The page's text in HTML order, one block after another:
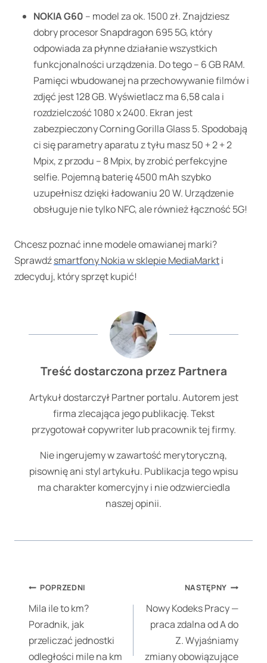
NOKIA G60 – model za ok. 1500 zł. Znajdziesz
dobry procesor Snapdragon 695 5G, który
odpowiada za płynne działanie wszystkich
funkcjonalności urządzenia. Do tego – 6 GB RAM.
Pamięci wbudowanej na przechowywanie filmów i
zdjęć jest 128 GB. Wyświetlacz ma 6,58 cala i
rozdzielczość 1080 x 2400. Ekran jest
zabezpieczony Corning Gorilla Glass 5. Spodobają
ci się parametry aparatu z tyłu masz 50 + 2 + 2
Mpix, z przodu – 8 Mpix, by zrobić perfekcyjne
selfie. Pojemną baterię 4500 mAh szybko
uzupełnisz dzięki ładowaniu 20 W. Urządzenie
obsługuje nie tylko NFC, ale również łączność 5G!
Chcesz poznać inne modele omawianej marki?
Sprawdźsmartfony Nokia w sklepie MediaMarkti
zdecyduj, który sprzęt kupić!
Treść dostarczona przez Partnera
Artykuł dostarczył Partner portalu. Autorem jest
firma zlecająca jego publikację. Tekst
przygotował copywriter lub pracownik tej firmy.
Nie ingerujemy w zawartość merytoryczną,
pisownię ani styl artykułu. Publikacja tego wpisu
ma charakter komercyjny i nie odzwierciedla
naszej opinii.
Nawigacja
wpisu
POPRZEDNI
Mila ile to km?
Poradnik, jak
przeliczać jednostki
odległości mile na km
NASTĘPNY
Nowy Kodeks Pracy —
praca zdalna od A do
Z. Wyjaśniamy
zmiany obowiązujące